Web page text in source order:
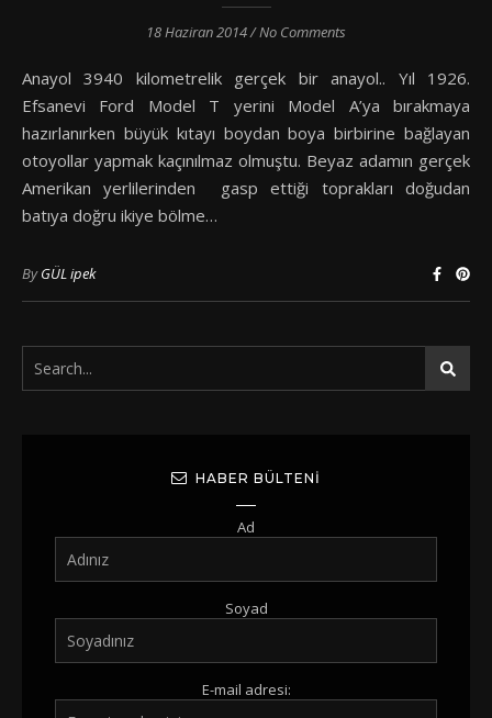
18 Haziran 2014/No Comments
Anayol 3940 kilometrelik gerçek bir anayol.. Yıl 1926.
Efsanevi Ford Model T yerini Model A’ya bırakmaya
hazırlanırken büyük kıtayı boydan boya birbirine bağlayan
otoyollar yapmak kaçınılmaz olmuştu. Beyaz adamın gerçek
Amerikan yerlilerinden gasp ettiği toprakları doğudan
batıya doğru ikiye bölme…
ByGÜL ipek
HABER BÜLTENI
Ad
Soyad
E-mail adresi: